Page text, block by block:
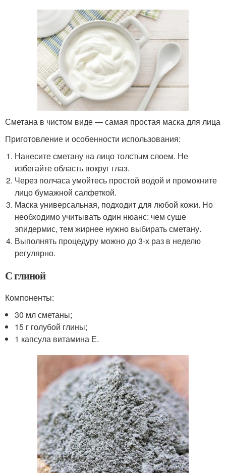
Сметана в чистом виде — самая простая маска для лица
Приготовление и особенности использования:
Нанесите сметану на лицо толстым слоем. Не
избегайте область вокруг глаз.
Через полчаса умойтесь простой водой и промокните
лицо бумажной салфеткой.
Маска универсальная, подходит для любой кожи. Но
необходимо учитывать один нюанс: чем суше
эпидермис, тем жирнее нужно выбирать сметану.
Выполнять процедуру можно до 3-х раз в неделю
регулярно.
С глиной
Компоненты:
30 мл сметаны;
15 г голубой глины;
1 капсула витамина Е.